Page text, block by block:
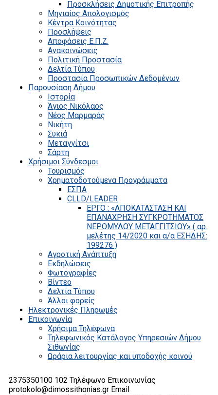
Προσκλήσεις Δημοτικής Επιτροπής
Μηνιαίος Απολογισμός
Κέντρα Κοινότητας
Προσλήψεις
Αποφάσεις Ε.Π.Ζ.
Ανακοινώσεις
Πολιτική Προστασία
Δελτία Τύπου
Προστασία Προσωπικών Δεδομένων
Παρουσίαση Δήμου
Ιστορία
Άγιος Νικόλαος
Νέος Μαρμαράς
Νικήτη
Συκιά
Μεταγγίτσι
Σάρτη
Χρήσιμοι Σύνδεσμοι
Τουρισμός
Χρηματοδοτούμενα Προγράμματα
ΕΣΠΑ
CLLD/LEADER
ΕΡΓΟ : «ΑΠΟΚΑΤΑΣΤΑΣΗ ΚΑΙ
ΕΠΑΝΑΧΡΗΣΗ ΣΥΓΚΡΟΤΗΜΑΤΟΣ
ΝΕΡΟΜΥΛΟΥ ΜΕΤΑΓΓΙΤΣΙΟΥ» ( αρ.
μελέτης 14/2020 και α/α ΕΣΗΔΗΣ:
199276 )
Αγροτική Ανάπτυξη
Εκδηλώσεις
Φωτογραφίες
Βίντεο
Δελτία Τύπου
Άλλοι φορείς
Ηλεκτρονικές Πληρωμές
Επικοινωνία
Χρήσιμα Τηλέφωνα
Τηλεφωνικός Κατάλογος Υπηρεσιών Δήμου
Σιθωνίας
Ωράρια λειτουργίας και υποδοχής κοινού
2375350100 102 Τηλέφωνο Επικοινωνίας
protokolo@dimossithonias.gr Email